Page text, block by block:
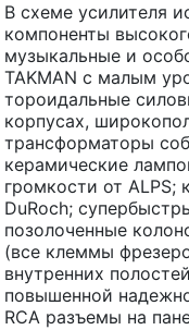
В схеме усилителя
компоненты
музыкальные и
TAKMAN с малым
тороидальные
корпусах,
трансформаторы
керамические
громкости от ALPS;
DuRoch;
позолоченные
(все клеммы
внутренних
повышенной
RCA разъемы на